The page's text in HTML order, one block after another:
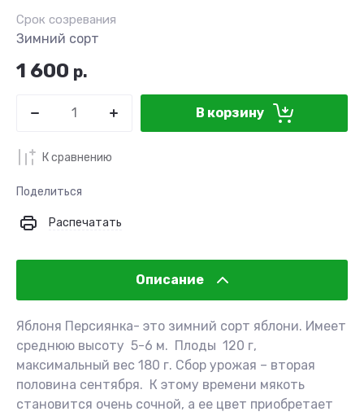
Срок созревания
Зимний сорт
1 600 р.
В корзину
К сравнению
Поделиться
Распечатать
Описание
Яблоня Персиянка- это зимний сорт яблони. Имеет
среднюю высоту 5-6 м. Плоды 120 г,
максимальный вес 180 г. Сбор урожая – вторая
половина сентября. К этому времени мякоть
становится очень сочной, а ее цвет приобретает